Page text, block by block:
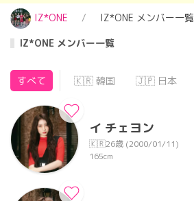
IZ*ONE
IZ*ONE メンバー一覧
IZ*ONE メンバー一覧
すべて 🇰🇷 韓国 🇯🇵 日本
イ チェヨン
🇰🇷26歳 (2000/01/11)
165cm